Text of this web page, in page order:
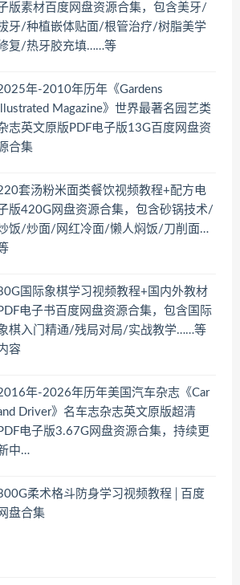
版素材百度网盘资源合集，包含美牙/
牙/种植嵌体贴面/根管治疗/树脂美学
复/热牙胶充填……等
年-2010年历年《Gardens
Illustrated Magazine》世界最著名园艺类
志英文原版PDF电子版13G百度网盘资
合集
套汤粉米面类餐饮视频教程+配方电
版420G网盘资源合集，包含砂锅技术/
饭/炒面/网红冷面/懒人焖饭/刀削面…
国际象棋学习视频教程+国内外教材
电子书百度网盘资源合集，包含国际
棋入门精通/残局对局/实战教学……等
容
年-2026年历年美国汽车杂志《Car
Driver》名车志杂志英文原版超清
电子版3.67G网盘资源合集，持续更
中…
柔术格斗防身学习视频教程│百度
网盘合集